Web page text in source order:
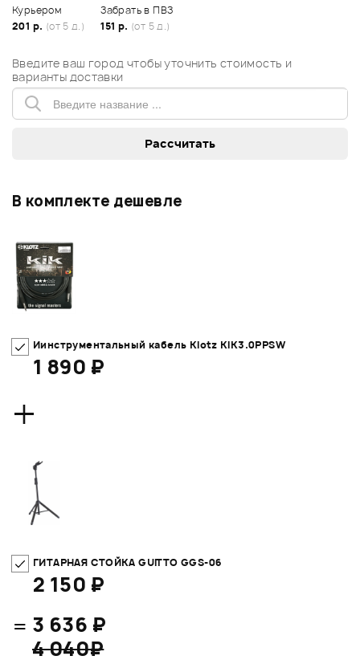
Курьером
201 р. (от 5 д.)
Забрать в ПВЗ
151 р. (от 5 д.)
Введите ваш город чтобы уточнить стоимость и
варианты доставки
В комплекте дешевле
Иинструментальный кабель Klotz KIK3.0PPSW
1 890 ₽
+
ГИТАРНАЯ СТОЙКА GUITTO GGS-06
2 150 ₽
= 3 636 ₽
4 040₽